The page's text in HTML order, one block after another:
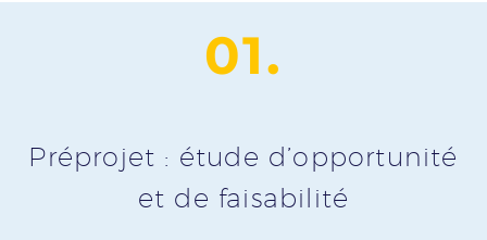
01.
Préprojet : étude d’opportunité
et de faisabilité